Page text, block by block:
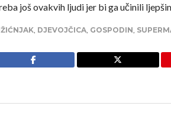
još ovakvih ljudi jer bi ga učinili
DJEVOJČICA GOSPODIN